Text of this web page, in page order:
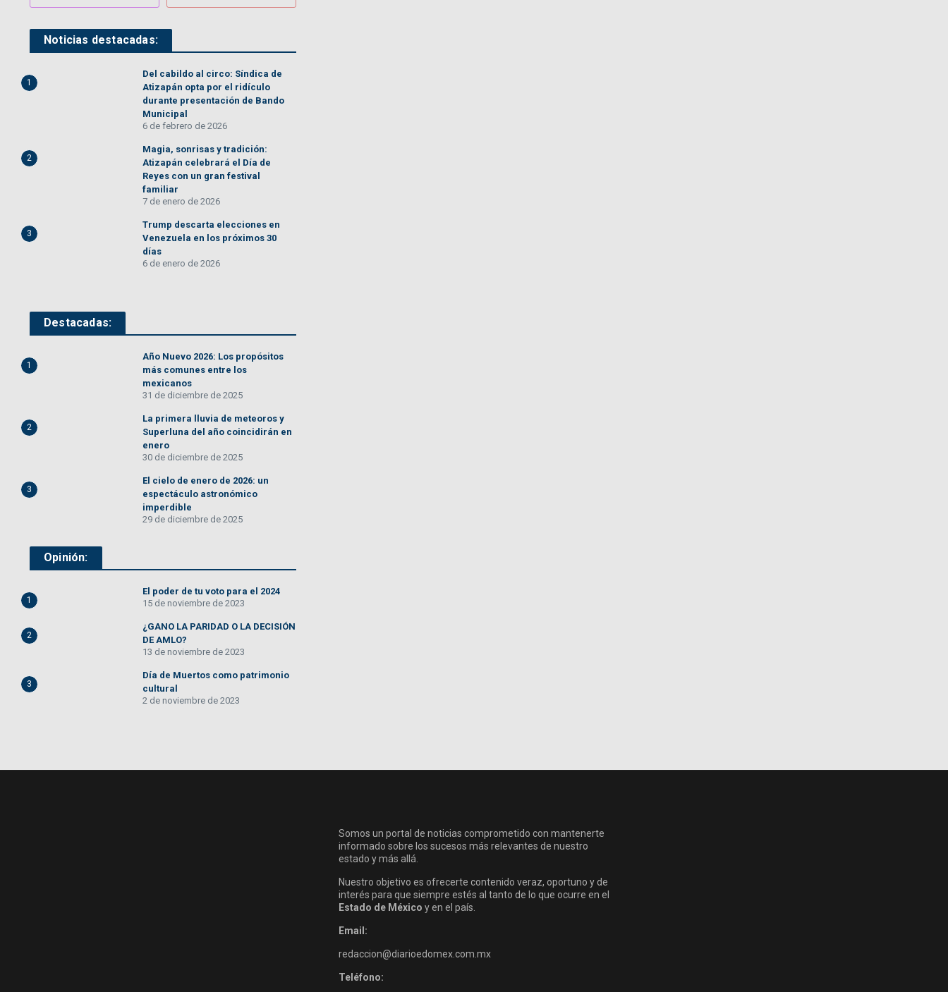
Noticias destacadas:
1
Del cabildo al circo: Síndica de
Atizapán opta por el ridículo
durante presentación de Bando
Municipal
6 de febrero de 2026
2
Magia, sonrisas y tradición:
Atizapán celebrará el Día de
Reyes con un gran festival
familiar
7 de enero de 2026
3
Trump descarta elecciones en
Venezuela en los próximos 30
días
6 de enero de 2026
Destacadas:
1
Año Nuevo 2026: Los propósitos
más comunes entre los
mexicanos
31 de diciembre de 2025
2
La primera lluvia de meteoros y
Superluna del año coincidirán en
enero
30 de diciembre de 2025
3
El cielo de enero de 2026: un
espectáculo astronómico
imperdible
29 de diciembre de 2025
Opinión:
1
El poder de tu voto para el 2024
15 de noviembre de 2023
2
¿GANO LA PARIDAD O LA DECISIÓN
DE AMLO?
13 de noviembre de 2023
3
Día de Muertos como patrimonio
cultural
2 de noviembre de 2023
Somos un portal de noticias comprometido con mantenerte
informado sobre los sucesos más relevantes de nuestro
estado y más allá.
Nuestro objetivo es ofrecerte contenido veraz, oportuno y de
interés para que siempre estés al tanto de lo que ocurre en el
Estado de México y en el país.
Email:
redaccion@diarioedomex.com.mx
Teléfono: